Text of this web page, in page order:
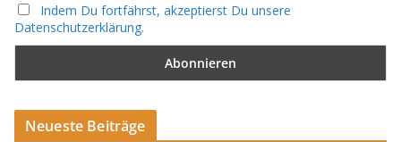
Indem Du fortfährst, akzeptierst Du unsere
Datenschutzerklärung.
Neueste Beiträge